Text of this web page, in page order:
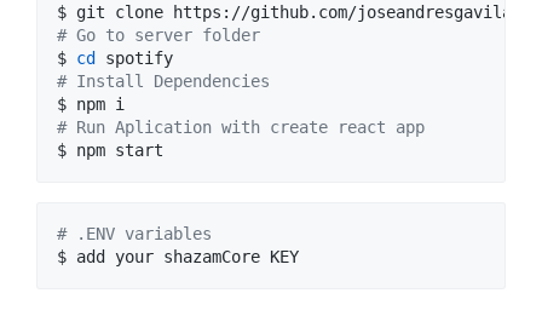
# Go to server folder
$ cd
# Install Dependencies
# Run Aplication with create react app
$ npm start
# .ENV variables
$ add your shazamCore KEY